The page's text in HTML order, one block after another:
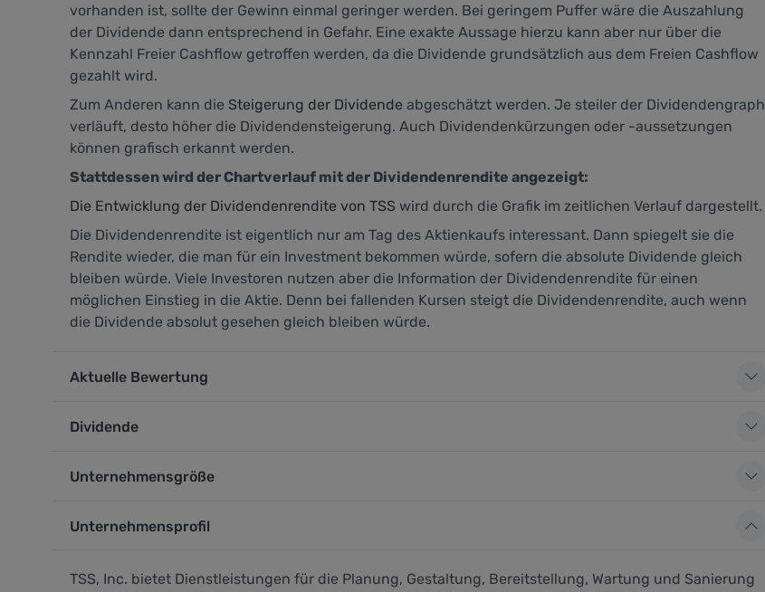
vorhanden ist, sollte der Gewinn einmal geringer werden. Bei geringem Puffer wäre die Auszahlung
der Dividende dann entsprechend in Gefahr. Eine exakte Aussage hierzu kann aber nur über die
Kennzahl Freier Cashflow getroffen werden, da die Dividende grundsätzlich aus dem Freien Cashflow
gezahlt wird.
Zum Anderen kann die Steigerung der Dividende abgeschätzt werden. Je steiler der Dividendengraph
verläuft, desto höher die Dividendensteigerung. Auch Dividendenkürzungen oder -aussetzungen
können grafisch erkannt werden.
Stattdessen wird der Chartverlauf mit der Dividendenrendite angezeigt:
Die Entwicklung der Dividendenrendite von TSS wird durch die Grafik im zeitlichen Verlauf dargestellt.
Die Dividendenrendite ist eigentlich nur am Tag des Aktienkaufs interessant. Dann spiegelt sie die
Rendite wieder, die man für ein Investment bekommen würde, sofern die absolute Dividende gleich
bleiben würde. Viele Investoren nutzen aber die Information der Dividendenrendite für einen
möglichen Einstieg in die Aktie. Denn bei fallenden Kursen steigt die Dividendenrendite, auch wenn
die Dividende absolut gesehen gleich bleiben würde.
Aktuelle Bewertung
Dividende
Unternehmensgröße
Unternehmensprofil
TSS, Inc. bietet Dienstleistungen für die Planung, Gestaltung, Bereitstellung, Wartung und Sanierung